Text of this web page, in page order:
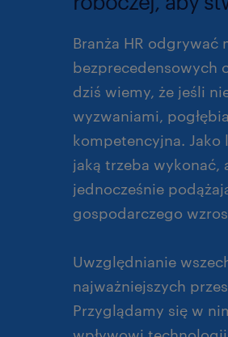
Branża HR odgrywać
bezprecedensowych
dziś wiemy, że jeśli
wyzwaniami,
kompetencyjna.
jaką trzeba wykonać,
jednocześnie
gospodarczego
Uwzględnianie
najważniejszych
Przyglądamy się w